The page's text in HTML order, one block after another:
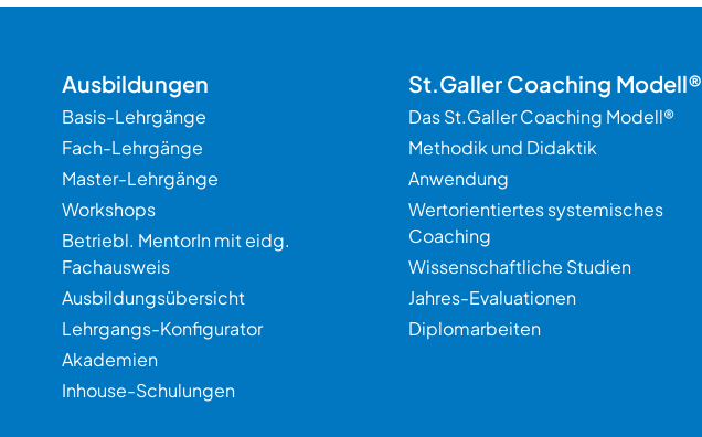
Ausbildungen
Basis-Lehrgänge
Fach-Lehrgänge
Master-Lehrgänge
Workshops
Betriebl. MentorIn mit eidg.
Fachausweis
Ausbildungsübersicht
Lehrgangs-Konfigurator
Akademien
Inhouse-Schulungen
St.Galler Coaching Modell®
Das St.Galler Coaching Modell®
Methodik und Didaktik
Anwendung
Wertorientiertes systemisches
Coaching
Wissenschaftliche Studien
Jahres-Evaluationen
Diplomarbeiten